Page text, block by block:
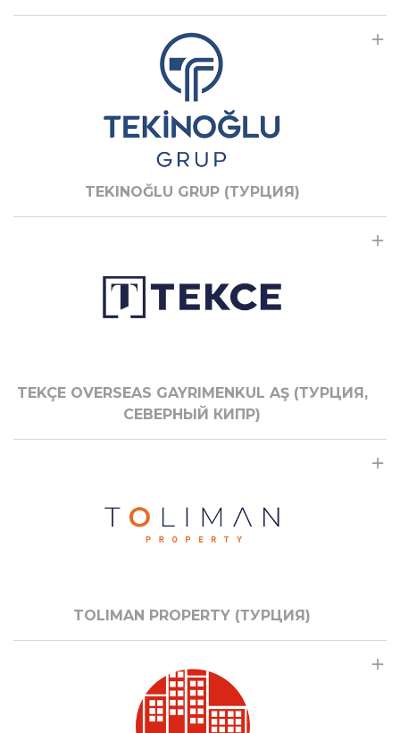
TEKINOĞLU GRUP (ТУРЦИЯ)
TEKÇE OVERSEAS GAYRIMENKUL AŞ (ТУРЦИЯ,
СЕВЕРНЫЙ КИПР)
TOLIMAN PROPERTY (ТУРЦИЯ)